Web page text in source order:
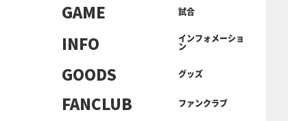
GAME 試合
INFO インフォメーショ
ン
GOODS グッズ
FANCLUB ファンクラブ